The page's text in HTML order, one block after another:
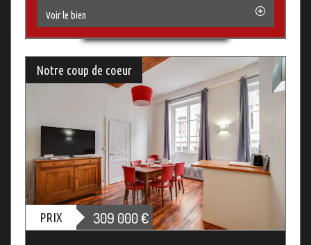
Voir le bien
Notre coup de coeur
PRIX 309 000€